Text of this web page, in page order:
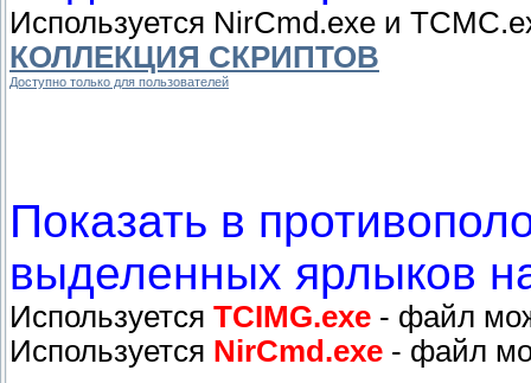
Используется NirCmd.exe и
КОЛЛЕКЦИЯ СКРИПТОВ
Доступно только для пользователей
Показать в
выделенных ярлыков
Используется TCIMG.exe - файл
Используется NirCmd.exe - файл